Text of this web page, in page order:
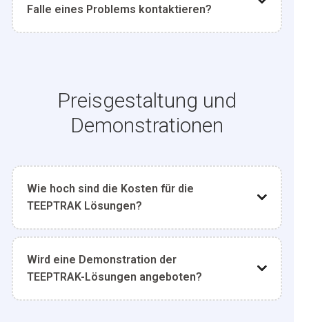
Falle eines Problems kontaktieren?
Preisgestaltung und
Demonstrationen
Wie hoch sind die Kosten für die
TEEPTRAK Lösungen?
Wird eine Demonstration der
TEEPTRAK-Lösungen angeboten?